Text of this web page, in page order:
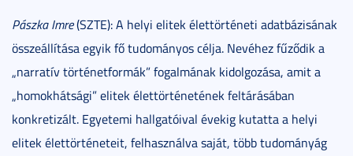
Pászka Imre(SZTE): A helyi elitek élettörténeti adatbázisának
összeállítása egyik fő tudományos célja. Nevéhez fűződik a
„narratív történetformák” fogalmának kidolgozása, amit a
„homokhátsági” elitek élettörténetének feltárásában
konkretizált. Egyetemi hallgatóival évekig kutatta a helyi
elitek élettörténeteit, felhasználva saját, több tudományág